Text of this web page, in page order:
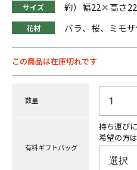
サイズ 約）幅22×高さ
花材 バラ、桜、ミモ
この商品は在庫切れです
数量
有料ギフトバッグ
持ち運び
希望の方